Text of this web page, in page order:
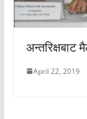
अन्तरिक्षबाट
April 22, 2019